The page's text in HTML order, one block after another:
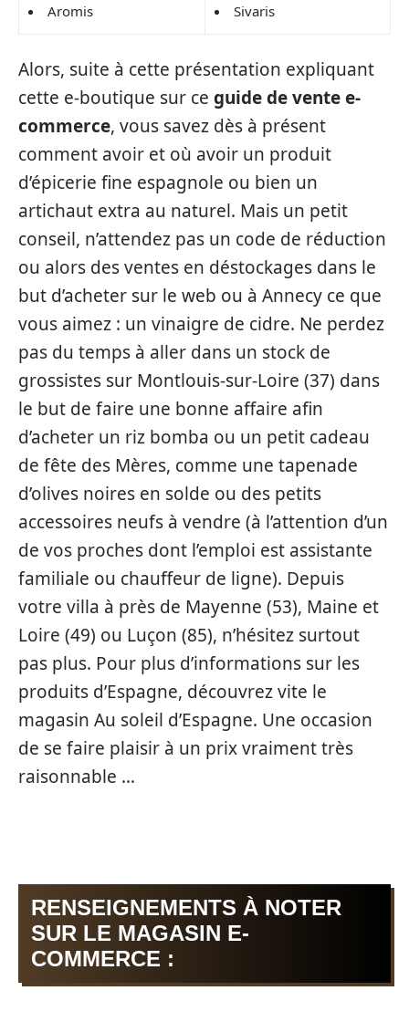
Aromis
Sivaris
Alors, suite à cette présentation expliquant
cette e-boutique sur ce guide de vente e-
commerce, vous savez dès à présent
comment avoir et où avoir un produit
d’épicerie fine espagnole ou bien un
artichaut extra au naturel. Mais un petit
conseil, n’attendez pas un code de réduction
ou alors des ventes en déstockages dans le
but d’acheter sur le web ou à Annecy ce que
vous aimez : un vinaigre de cidre. Ne perdez
pas du temps à aller dans un stock de
grossistes sur Montlouis-sur-Loire (37) dans
le but de faire une bonne affaire afin
d’acheter un riz bomba ou un petit cadeau
de fête des Mères, comme une tapenade
d’olives noires en solde ou des petits
accessoires neufs à vendre (à l’attention d’un
de vos proches dont l’emploi est assistante
familiale ou chauffeur de ligne). Depuis
votre villa à près de Mayenne (53), Maine et
Loire (49) ou Luçon (85), n’hésitez surtout
pas plus. Pour plus d’informations sur les
produits d’Espagne, découvrez vite le
magasin Au soleil d’Espagne. Une occasion
de se faire plaisir à un prix vraiment très
raisonnable …
RENSEIGNEMENTS À NOTER
SUR LE MAGASIN E-
COMMERCE :